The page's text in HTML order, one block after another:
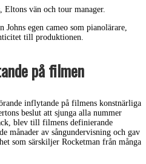
Eltons vän och tour manager.
egen cameo som pianolärare,
till produktionen.
på filmen
inflytande på filmens konstnärliga
beslut att sjunga alla nummer
blev till filmens definierande
månader av sångundervisning och gav
som särskiljer Rocketman från många